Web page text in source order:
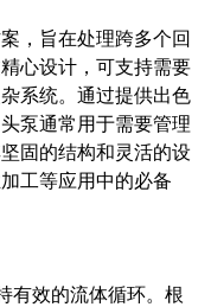
，旨在处理跨多个回
心设计，可支持需要
系统。通过提供出色
泵通常用于需要管理
固的结构和灵活的设
工等应用中的必备
有效的流体循环。根